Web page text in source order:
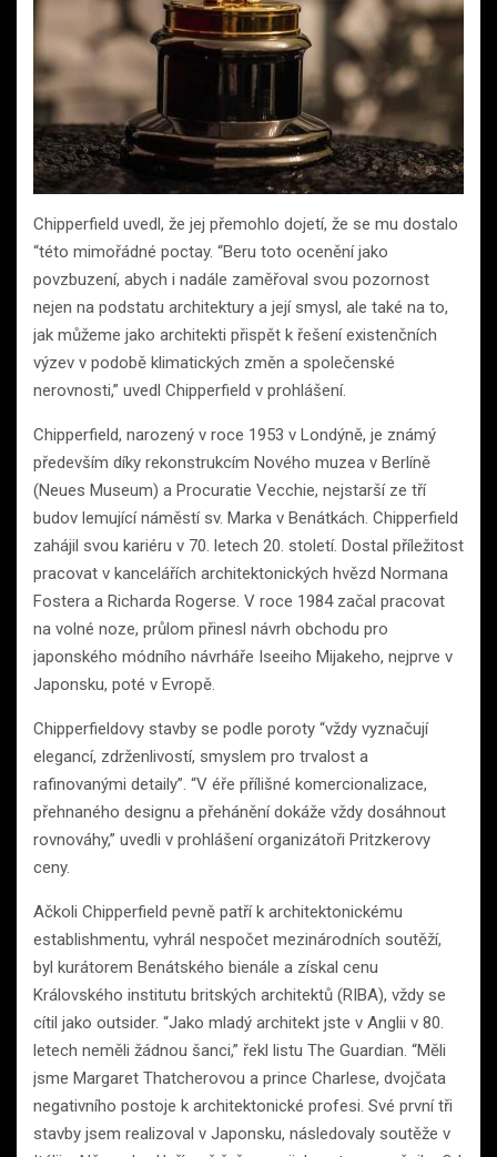
Chipperfield uvedl, že jej přemohlo dojetí, že se mu dostalo
“této mimořádné poctay. “Beru toto ocenění jako
povzbuzení, abych i nadále zaměřoval svou pozornost
nejen na podstatu architektury a její smysl, ale také na to,
jak můžeme jako architekti přispět k řešení existenčních
výzev v podobě klimatických změn a společenské
nerovnosti,” uvedl Chipperfield v prohlášení.
Chipperfield, narozený v roce 1953 v Londýně, je známý
především díky rekonstrukcím Nového muzea v Berlíně
(Neues Museum) a Procuratie Vecchie, nejstarší ze tří
budov lemující náměstí sv. Marka v Benátkách. Chipperfield
zahájil svou kariéru v 70. letech 20. století. Dostal příležitost
pracovat v kancelářích architektonických hvězd Normana
Fostera a Richarda Rogerse. V roce 1984 začal pracovat
na volné noze, průlom přinesl návrh obchodu pro
japonského módního návrháře Iseeiho Mijakeho, nejprve v
Japonsku, poté v Evropě.
Chipperfieldovy stavby se podle poroty “vždy vyznačují
elegancí, zdrženlivostí, smyslem pro trvalost a
rafinovanými detaily”. “V éře přílišné komercionalizace,
přehnaného designu a přehánění dokáže vždy dosáhnout
rovnováhy,” uvedli v prohlášení organizátoři Pritzkerovy
ceny.
Ačkoli Chipperfield pevně patří k architektonickému
establishmentu, vyhrál nespočet mezinárodních soutěží,
byl kurátorem Benátského bienále a získal cenu
Královského institutu britských architektů (RIBA), vždy se
cítil jako outsider. “Jako mladý architekt jste v Anglii v 80.
letech neměli žádnou šanci,” řekl listu The Guardian. “Měli
jsme Margaret Thatcherovou a prince Charlese, dvojčata
negativního postoje k architektonické profesi. Své první tři
stavby jsem realizoval v Japonsku, následovaly soutěže v